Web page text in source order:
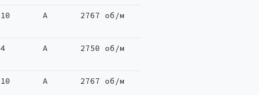
10 A 2767 об/м
4 A 2750 об/м
10 A 2767 об/м